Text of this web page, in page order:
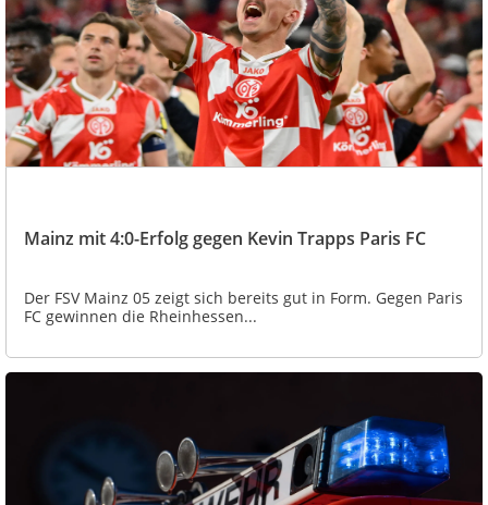
Mainz mit 4:0-Erfolg gegen Kevin Trapps Paris FC
Der FSV Mainz 05 zeigt sich bereits gut in Form. Gegen Paris
FC gewinnen die Rheinhessen...